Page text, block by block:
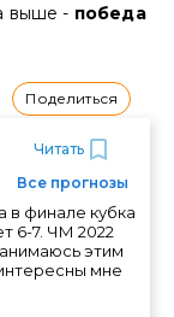
выше - победа
Поделиться
Читать
Все прогнозы
в финале кубка
6-7. ЧМ 2022
этим
мне